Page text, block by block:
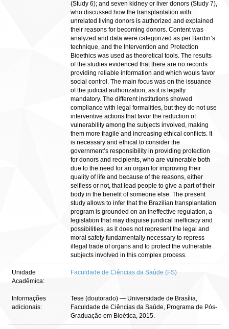
(Study 6); and seven kidney or liver donors (Study 7),
who discussed how the transplantation with
unrelated living donors is authorized and explained
their reasons for becoming donors. Content was
analyzed and data were categorized as per Bardin’s
technique, and the Intervention and Protection
Bioethics was used as theoretical tools. The results
of the studies evidenced that there are no records
providing reliable information and which wouls favor
social control. The main focus was on the issuance
of the judicial authorization, as it is legally
mandatory. The different institutions showed
compliance with legal formalities, but they do not use
interventive actions that favor the reduction of
vulnerability among the subjects involved, making
them more fragile and increasing ethical conflicts. It
is necessary and ethical to consider the
government’s responsibility in providing protection
for donors and recipients, who are vulnerable both
due to the need for an organ for improving their
quality of life and because of the reasons, either
selfless or not, that lead people to give a part of their
body in the benefit of someone else. The present
study allows to infer that the Brazilian transplantation
program is grounded on an ineffective regulation, a
legislation that may disguise juridical inefficacy and
possibilities, as it does not represent the legal and
moral safety fundamentally necessary to repress
illegal trade of organs and to protect the vulnerable
subjects involved in this complex process.
Unidade
Acadêmica:
Faculdade de Ciências da Saúde (FS)
Informações
adicionais:
Tese (doutorado) — Universidade de Brasília,
Faculdade de Ciências da Saúde, Programa de Pós-
Graduação em Bioética, 2015.